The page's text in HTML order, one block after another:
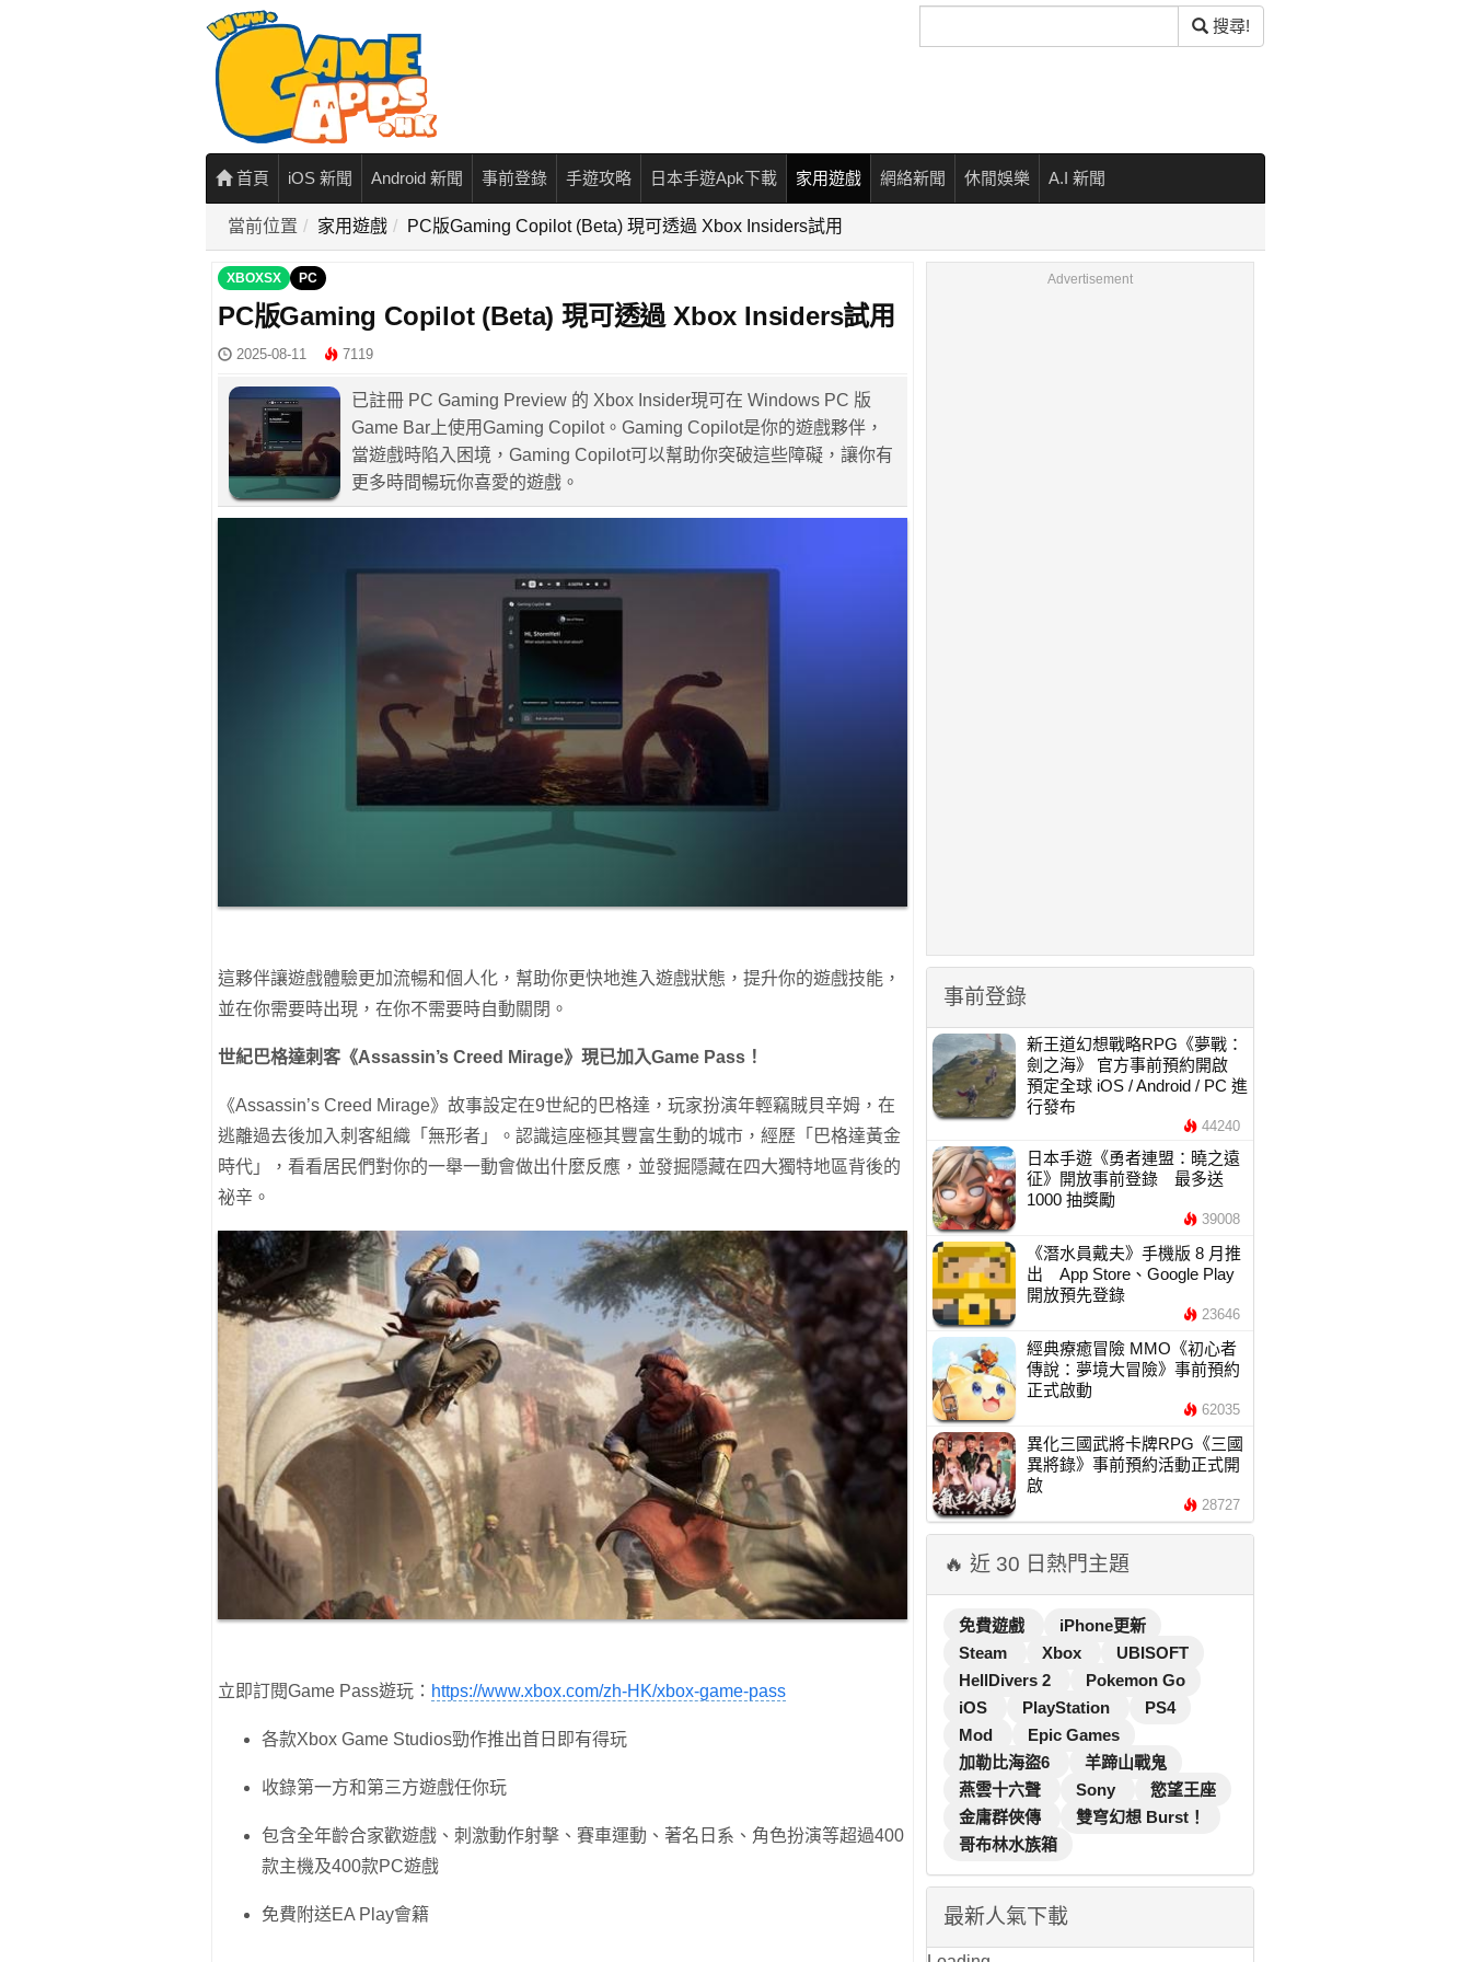
尋
搜尋!
首頁 iOS 新聞 Android 新聞 事前登錄 手遊攻略 日本手遊Apk下載 家用遊戲 網絡新聞 休閒娛樂 A.I 新聞
當前位置 家用遊戲 PC版Gaming Copilot (Beta) 現可透過 Xbox Insiders試用
XBOXSX PC
PC版Gaming Copilot (Beta) 現可透過 Xbox Insiders試用
2025-08-11 7119
已註冊 PC Gaming Preview 的 Xbox Insider現可在 Windows PC 版
Game Bar上使用Gaming Copilot。Gaming Copilot是你的遊戲夥伴，
當遊戲時陷入困境，Gaming Copilot可以幫助你突破這些障礙，讓你有
更多時間暢玩你喜愛的遊戲。
這夥伴讓遊戲體驗更加流暢和個人化，幫助你更快地進入遊戲狀態，提升你的遊戲技能，
並在你需要時出現，在你不需要時自動關閉。
世紀巴格達刺客《Assassin’s Creed Mirage》現已加入Game Pass！
《Assassin’s Creed Mirage》故事設定在9世紀的巴格達，玩家扮演年輕竊賊貝辛姆，在
逃離過去後加入刺客組織「無形者」。認識這座極其豐富生動的城市，經歷「巴格達黃金
時代」，看看居民們對你的一舉一動會做出什麼反應，並發掘隱藏在四大獨特地區背後的
祕辛。
立即訂閱Game Pass遊玩： https://www.xbox.com/zh-HK/xbox-game-pass
各款Xbox Game Studios勁作推出首日即有得玩
收錄第一方和第三方遊戲任你玩
包含全年齡合家歡遊戲、刺激動作射擊、賽車運動、著名日系、角色扮演等超過400
款主機及400款PC遊戲
免費附送EA Play會籍
Advertisement
事前登錄
新王道幻想戰略RPG《夢戰：
劍之海》 官方事前預約開啟
預定全球 iOS / Android / PC 進
行發布
44240
日本手遊《勇者連盟：曉之遠
征》開放事前登錄 最多送
1000 抽獎勵
39008
《潛水員戴夫》手機版 8 月推
出 App Store、Google Play
開放預先登錄
23646
經典療癒冒險 MMO《初心者
傳說：夢境大冒險》事前預約
正式啟動
62035
異化三國武將卡牌RPG《三國
異將錄》事前預約活動正式開
啟
28727
🔥 近 30 日熱門主題
免費遊戲
iPhone更新
Steam
Xbox
UBISOFT
HellDivers 2
Pokemon Go
iOS
PlayStation
PS4
Mod
Epic Games
加勒比海盜6
羊蹄山戰鬼
燕雲十六聲
Sony
慾望王座
金庸群俠傳
雙穹幻想 Burst！
哥布林水族箱
最新人氣下載